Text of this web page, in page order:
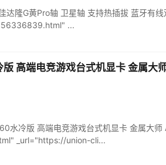
隆G黄Pro轴 卫星轴 支持热插拔 蓝牙有
...
高端电竞游戏台式机显卡 金属大
水冷版 高端电竞游戏台式机显卡 金属大
_url="https://union-cli...